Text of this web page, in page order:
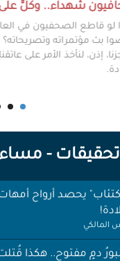
شهداء.. وكلٌّ على
لو قاطع الصحفيون في
بث مؤتمراته
إذن، لنأخذ الأمر على
تحقيقات -
يحصد أرواح
المالكي
دمٍ مفتوح.. هكذا